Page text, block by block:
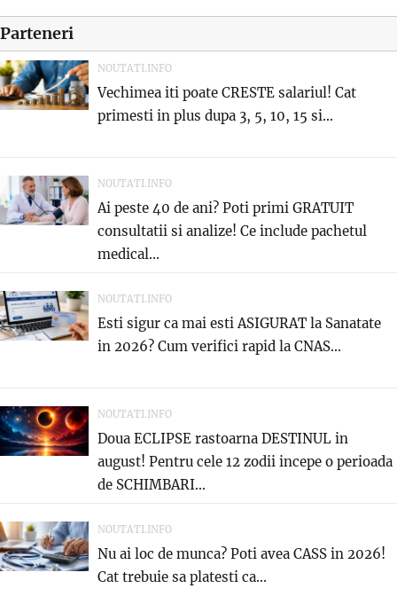
Parteneri
NOUTATI.INFO
Vechimea iti poate CRESTE salariul! Cat
primesti in plus dupa 3, 5, 10, 15 si...
NOUTATI.INFO
Ai peste 40 de ani? Poti primi GRATUIT
consultatii si analize! Ce include pachetul
medical...
NOUTATI.INFO
Esti sigur ca mai esti ASIGURAT la Sanatate
in 2026? Cum verifici rapid la CNAS...
NOUTATI.INFO
Doua ECLIPSE rastoarna DESTINUL in
august! Pentru cele 12 zodii incepe o perioada
de SCHIMBARI...
NOUTATI.INFO
Nu ai loc de munca? Poti avea CASS in 2026!
Cat trebuie sa platesti ca...